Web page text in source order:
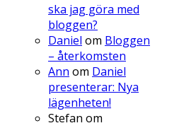
ska jag göra med
bloggen?
Daniel om Bloggen
– återkomsten
Ann om Daniel
presenterar: Nya
lägenheten!
Stefan om